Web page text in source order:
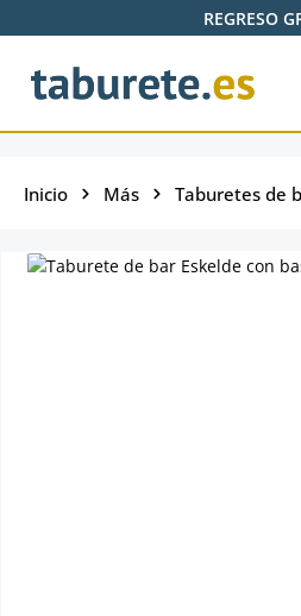
Saltar al contenido principalREGRESO
Inicio Más Taburetes de